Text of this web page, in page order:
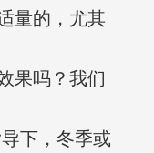
量的，尤其
果吗？我们
下，冬季或